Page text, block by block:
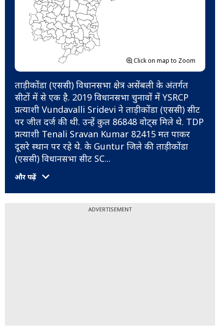
Click on map to Zoom
ताड़ीकोंडा (एससी) विधानसभा क्षेत्र असेंबली के अंतर्गत
सीटों में से एक है. 2019 विधानसभा चुनावों में YSRCP
प्रत्याशी Vundavalli Sridevi ने ताड़ीकोंडा (एससी) सीट
पर जीत दर्ज की थी. उन्हें कुल 86848 वोट्स मिले थे. TDP
प्रत्याशी Tenali Sravan Kumar 82415 मत पाकर
दूसरे स्थान पर रहे थे. के Guntur जिले की ताड़ीकोंडा
(एससी) विधानसभा सीट SC...
और पढ़ें
ADVERTISEMENT